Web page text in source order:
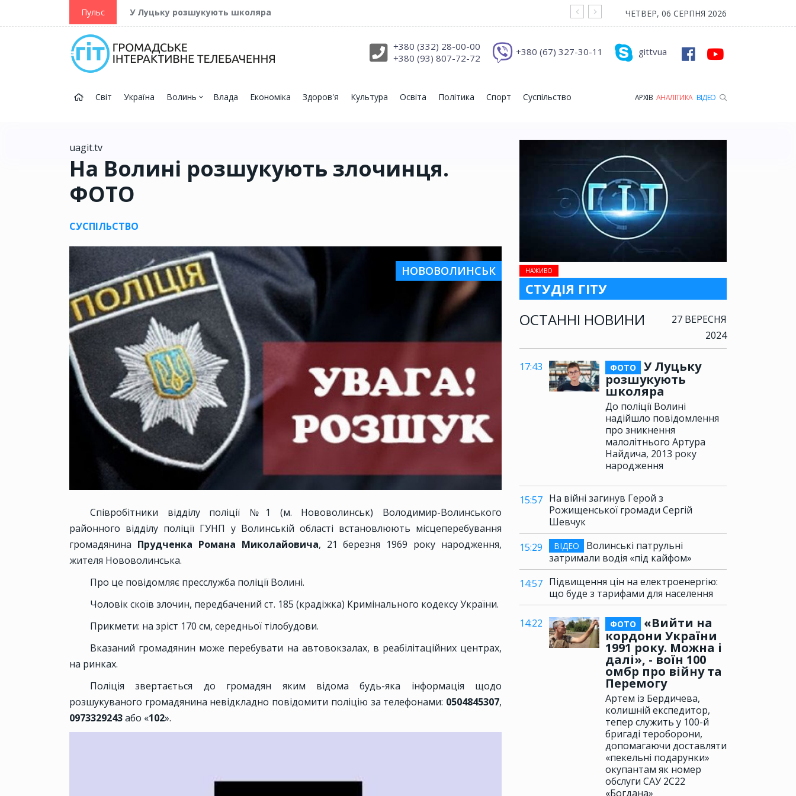
Пульс У Луцьку розшукують школяра На війні загинув Герой з Рожищенської
ЧЕТВЕР, 06 СЕРПНЯ 2026
gittvua
+380 (67) 327-30-11
+380 (332) 28-00-00
+380 (93) 807-72-72
Світ Україна Волинь Влада Економіка Здоров'я Культура Освіта Політика Спорт Суспільство АРХІВ АНАЛІТИКА ВІДЕО
НАЖИВО
СТУДІЯ ГІТУ
ОСТАННІ НОВИНИ
27 ВЕРЕСНЯ
2024
17:43 ФОТО
У Луцьку
розшукують
школяра
До поліції Волині
надійшло повідомлення
про зникнення
малолітнього Артура
Найдича, 2013 року
народження
15:57 На війні загинув Герой з
Рожищенської громади Сергій
Шевчук
15:29
ВІДЕО
Волинські патрульні
затримали водія «під кайфом»
14:57 Підвищення цін на електроенергію:
що буде з тарифами для населення
14:22 ФОТО
«Вийти на
кордони України
1991 року. Можна і
далі», - воїн 100
омбр про війну та
Перемогу
Артем із Бердичева,
колишній експедитор,
тепер служить у 100-й
бригаді тероборони,
допомагаючи доставляти
«пекельні подарунки»
окупантам як номер
обслуги САУ 2С22
«Богдана»
uagit.tv
На Волині розшукують злочинця.
ФОТО
СУСПІЛЬСТВО
НОВОВОЛИНСЬК
Співробітники відділу поліції №1 (м. Нововолинськ) Володимир-Волинського
районного відділу поліції ГУНП у Волинській області встановлюють місцеперебування
громадянина Прудченка Романа Миколайовича, 21 березня 1969 року народження,
жителя Нововолинська.
Про це повідомляє пресслужба поліції Волині.
Чоловік скоїв злочин, передбачений ст. 185 (крадіжка) Кримінального кодексу України.
Прикмети: на зріст 170 см, середньої тілобудови.
Вказаний громадянин може перебувати на автовокзалах, в реабілітаційних центрах,
на ринках.
Поліція звертається до громадян яким відома будь-яка інформація щодо
розшукуваного громадянина невідкладно повідомити поліцію за телефонами: 0504845307,
0973329243або «102».